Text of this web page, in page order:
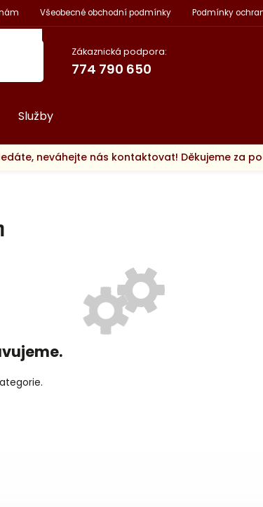
Všeobecné obchodní podmínky Podmínky
Zákaznická podpora:
774 790 650
Služby
neváhejte nás kontaktovat! Děkujeme za